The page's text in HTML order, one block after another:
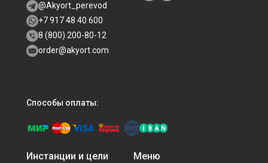
Инстанции и цели Меню
@Akyort_perevod
+7 917 48 40 600
8 (800) 200-80-12
order@akyort.com
Способы оплаты: